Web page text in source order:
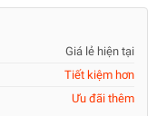
Giá lẻ hiện tại
Tiết kiệm hơn
Ưu đãi thêm